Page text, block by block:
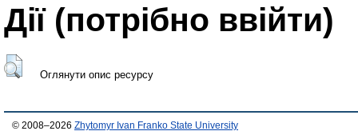
Дії ​​(потрібно ввійти)
Оглянути опис ресурсу
© 2008–2026 Zhytomyr Ivan Franko State University